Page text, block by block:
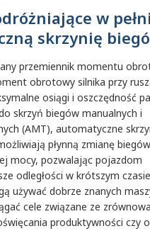
w pełni
skrzynię
przemiennik momentu
obrotowy silnika przy
osiągi i oszczędność
skrzyń biegów manualnych i
(AMT), automatyczne
płynną zmianę
mocy, pozwalając pojazdom
odległości w krótszym
używać dobrze znanych
cele związane ze
produktywności czy